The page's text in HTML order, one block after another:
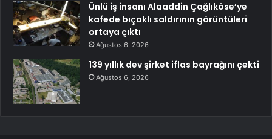
Ünlü iş insanı Alaaddin Çağlıköse’ye
kafede bıçaklı saldırının görüntüleri
ortaya çıktı
Ağustos 6, 2026
139 yıllık dev şirket iflas bayrağını çekti
Ağustos 6, 2026